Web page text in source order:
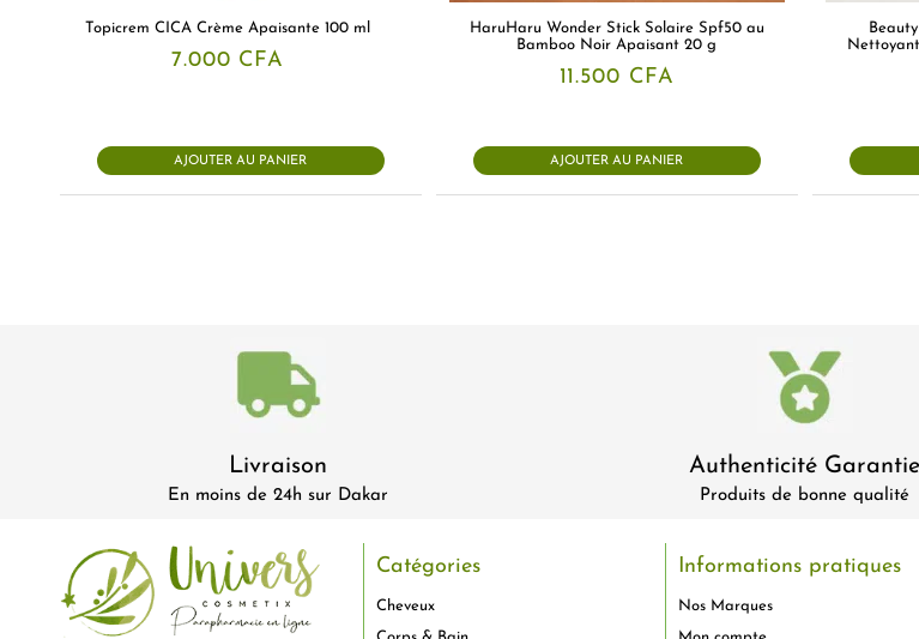
Topicrem CICA Crème Apaisante 100 ml
7.000 CFA
AJOUTER AU PANIER
HaruHaru Wonder Stick Solaire Spf50 au
Bamboo Noir Apaisant 20 g
11.500 CFA
AJOUTER AU PANIER
Livraison
En moins de 24h sur Dakar
Authenticité Garantie
Produits de bonne qualité
Catégories
Cheveux
Informations pratiques
Nos Marques